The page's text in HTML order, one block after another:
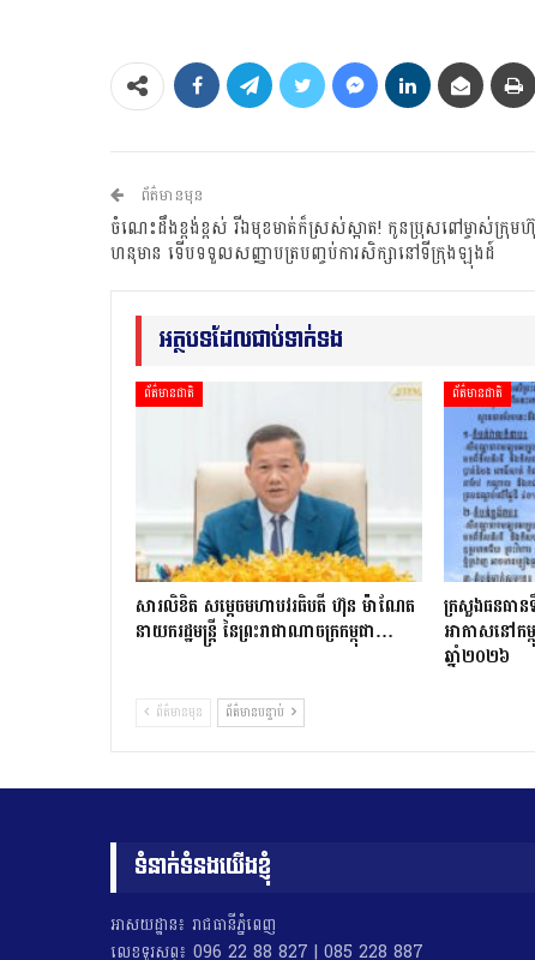
ព័ត៌មានមុន
ចំណេះដឹងខ្ពង់ខ្ពស់ រីឯមុខមាត់ក៏ស្រស់ស្អាត! កូនប្រុសពៅម្ចាស់ក្រុម
ហនុមាន ទើបទទួលសញ្ញាបត្របញ្ចប់ការសិក្សានៅទីក្រុងឡុងដ៍
អត្ថបទដែលជាប់ទាក់ទង
ព័ត៌មានជាតិ
សារលិខិត សម្តេចមហាបវរធិបតី ហ៊ុន ម៉ាណែត
នាយករដ្ឋមន្ត្រី នៃព្រះរាជាណាចក្រកម្ពុជា…
ព័ត៌មានជាតិ
ក្រសួងធនធា
អាកាសនៅកម្
ឆ្នាំ២០២៦
ព័ត៌មានមុន ព័ត៌មានបន្ទាប់
ទំនាក់ទំនងយើងខ្ញុំ
អាសយដ្ឋាន៖ រាជធានីភ្នំពេញ
លេខទូរសព្ទ៖ 096 22 88 827 | 085 228 887